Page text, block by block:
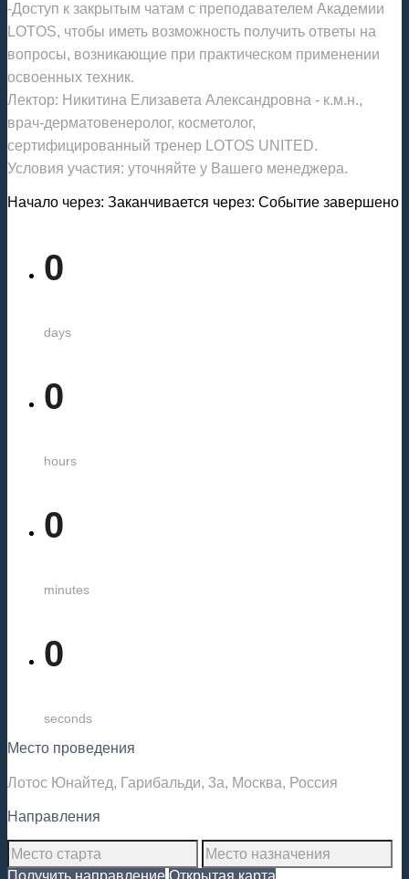
-Доступ к закрытым чатам с преподавателем Академии
LOTOS, чтобы иметь возможность получить ответы на
вопросы, возникающие при практическом применении
освоенных техник.
Лектор: Никитина Елизавета Александровна - к.м.н.,
врач-дерматовенеролог, косметолог,
сертифицированный тренер LOTOS UNITED.
Условия участия: уточняйте у Вашего менеджера.
Начало через: Заканчивается через: Событие завершено
0
days
0
hours
0
minutes
0
seconds
Место проведения
Лотос Юнайтед, Гарибальди, 3а, Москва, Россия
Направления
Получить направление Открытая карта